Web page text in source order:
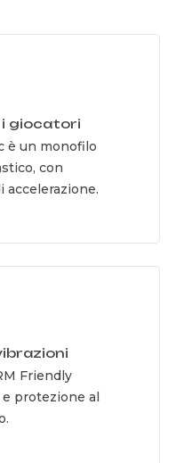
i giocatori
è un monofilo
con
accelerazione.
Friendly
protezione al